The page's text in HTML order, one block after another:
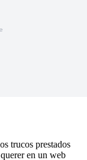
trucos prestados
en un web